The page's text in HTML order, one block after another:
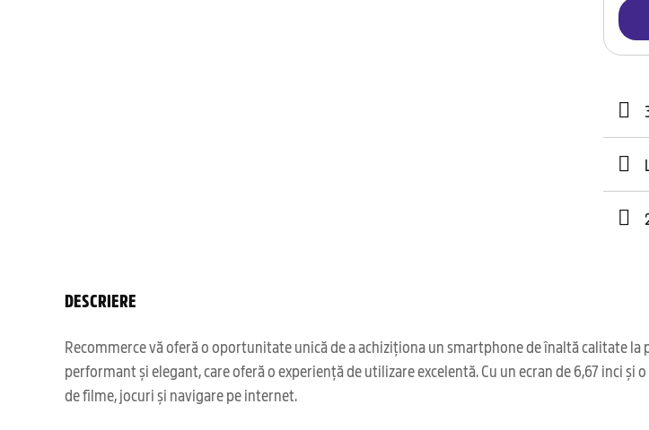
DESCRIERE
Recommerce vă oferă o oportunitate unică de a achiziționa un smartphone de înaltă calitate
performant și elegant, care oferă o experiență de utilizare excelentă. Cu un ecran de 6,67 inci
de filme, jocuri și navigare pe internet.